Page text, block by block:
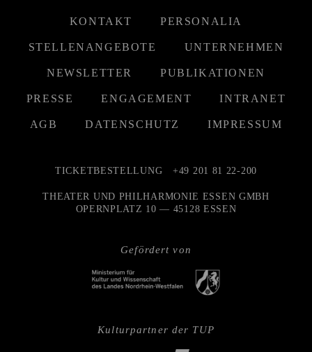
KONTAKT PERSONALIA
STELLENANGEBOTE UNTERNEHMEN
NEWSLETTER PUBLIKATIONEN
PRESSE ENGAGEMENT INTRANET
AGB DATENSCHUTZ IMPRESSUM
Gefördert von
TICKETBESTELLUNG +49 201 81 22-200
THEATER UND PHILHARMONIE ESSEN GMBH
OPERNPLATZ 10 — 45128 ESSEN
Kulturpartner der TUP